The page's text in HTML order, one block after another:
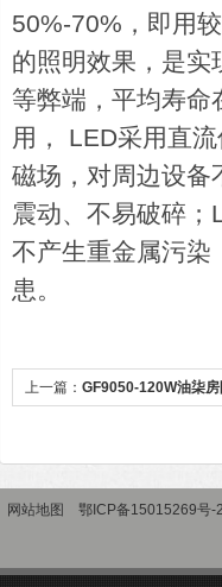
50%-70%，即用
的照明效果，是实
等弊端，平均寿命
用， LED采用直
磁场，对周边设备
震动、不易破碎
不产生重金属污染
患。
上一篇： GF9050-120W油柒
网站地图 鄂ICP备15015269号-